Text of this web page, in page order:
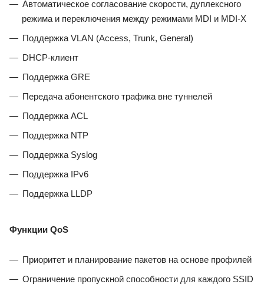
Автоматическое согласование скорости, дуплексного
режима и переключения между режимами MDI и MDI-X
Поддержка VLAN (Access, Trunk, General)
DHCP-клиент
Поддержка GRE
Передача абонентского трафика вне туннелей
Поддержка ACL
Поддержка NTP
Поддержка Syslog
Поддержка IPv6
Поддержка LLDP
Функции QoS
Приоритет и планирование пакетов на основе профилей
Ограничение пропускной способности для каждого SSID